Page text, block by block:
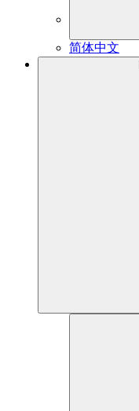
简体中文